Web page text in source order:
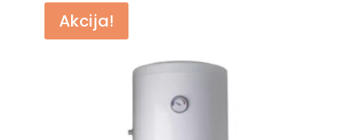
Akcija!